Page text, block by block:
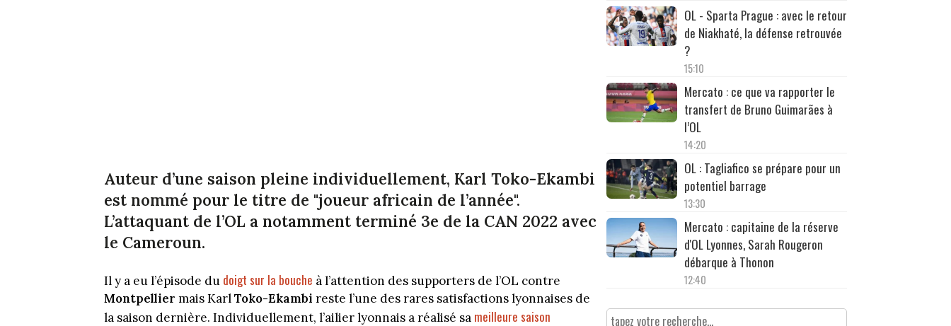
Auteur d’une saison pleine individuellement, Karl Toko-Ekambi
est nommé pour le titre de "joueur africain de l’année".
L’attaquant de l’OL a notamment terminé 3e de la CAN 2022 avec
le Cameroun.
Il y a eu l’épisode du doigt sur la bouche à l’attention des supporters de l’OL contre
Montpellier mais KarlToko-Ekambi reste l’une des rares satisfactions lyonnaises de
la saison dernière. Individuellement, l’ailier lyonnais a réalisé sa meilleure saison
OL - Sparta Prague : avec le retour
de Niakhaté, la défense retrouvée
?
15:10
Mercato : ce que va rapporter le
transfert de Bruno Guimarães à
l’OL
14:20
OL : Tagliafico se prépare pour un
potentiel barrage
13:30
Mercato : capitaine de la réserve
d'OL Lyonnes, Sarah Rougeron
débarque à Thonon
12:40